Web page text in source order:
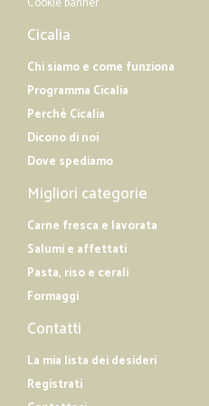
Cicalia
Chi siamo e come funziona
Programma Cicalia
Perché Cicalia
Dicono di noi
Dove spediamo
Migliori categorie
Carne fresca e lavorata
Salumi e affettati
Pasta, riso e cerali
Formaggi
Contatti
La mia lista dei desideri
Registrati